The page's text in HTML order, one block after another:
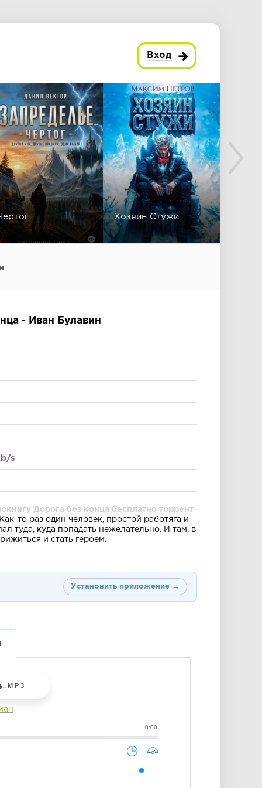
Вход
Хозяин Стужи
- Иван Булавин
s
Дорога без конца бесплатно торрент
Как-то раз один человек, простой работяга и
туда, куда попадать нежелательно. И там, в
и стать героем.
Установить приложение →
.MP3
0:00